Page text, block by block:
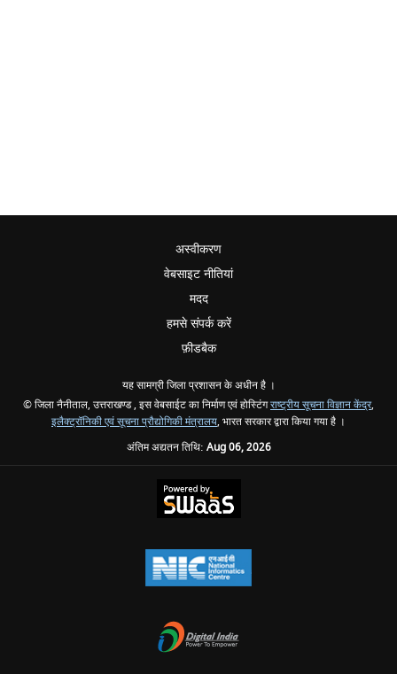
अस्वीकरण
वेबसाइट नीतियां
मदद
हमसे संपर्क करें
फ़ीडबैक
यह सामग्री जिला प्रशासन के अधीन है ।
© जिला नैनीताल, उत्तराखण्ड , इस वेबसाईट का निर्माण एवं होस्टिंगराष्ट्रीय सूचना विज्ञान केंद्र,
इलैक्ट्रॉनिकी एवं सूचना प्रौद्योगिकी मंत्रालय, भारत सरकार द्वारा किया गया है ।
अंतिम अद्यतन तिथि: Aug 06, 2026